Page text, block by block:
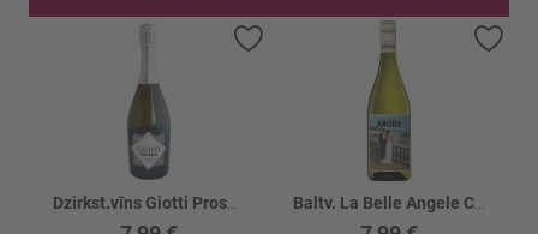
Pievienot vēlmju sarakstam